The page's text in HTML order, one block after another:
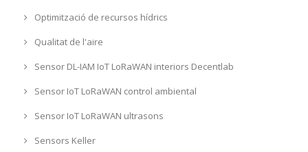
Optimització de recursos hídrics
Qualitat de l'aire
Sensor DL-IAM IoT LoRaWAN interiors Decentlab
Sensor IoT LoRaWAN control ambiental
Sensor IoT LoRaWAN ultrasons
Sensors Keller